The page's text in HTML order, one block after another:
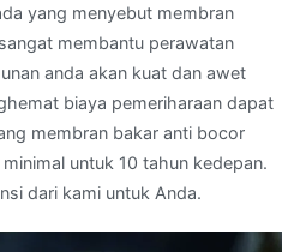
yang menyebut membran
membantu perawatan
anda akan kuat dan awet
biaya pemeriharaan dapat
membran bakar anti bocor
untuk 10 tahun kedepan.
dari kami untuk Anda.